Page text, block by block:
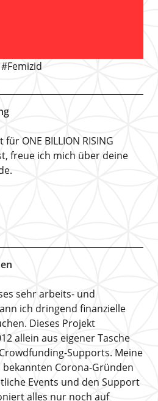
#Femizid
ONE BILLION RISING
freue ich mich über deine
sehr arbeits- und
ich dringend finanzielle
Dieses Projekt
allein aus eigener Tasche
Supports. Meine
Corona-Gründen
Events und den Support
alles nur noch auf